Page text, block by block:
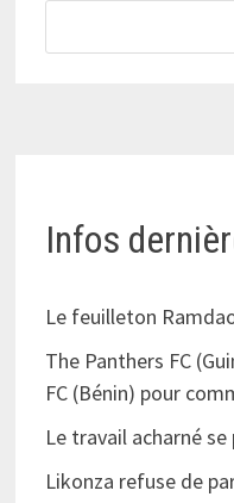
Infos
Le feuilleton
The Panthers FC
FC (Bénin) pour
Le travail acharné
Likonza refuse de